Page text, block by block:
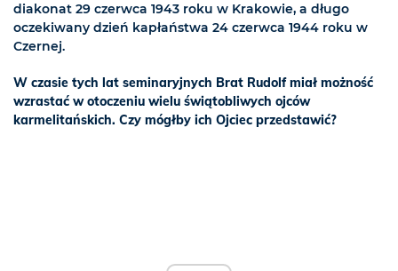
diakonat 29 czerwca 1943 roku w Krakowie, a długo
oczekiwany dzień kapłaństwa 24 czerwca 1944 roku w
Czernej.
W czasie tych lat seminaryjnych Brat Rudolf miał możność
wzrastać w otoczeniu wielu świątobliwych ojców
karmelitańskich. Czy mógłby ich Ojciec przedstawić?